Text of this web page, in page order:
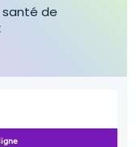
santé de